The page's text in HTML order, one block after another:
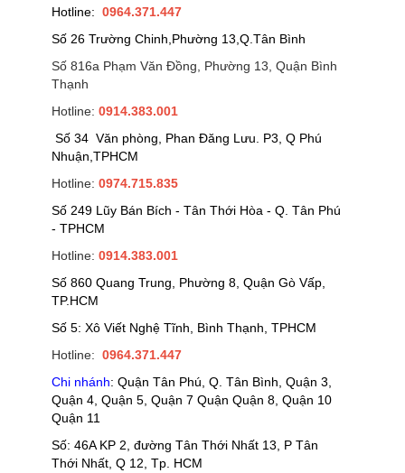
Hotline: 0964.371.447
Số 26 Trường Chinh,Phường 13,Q.Tân Bình
Số 816a Phạm Văn Đồng, Phường 13, Quận Bình
Thạnh
Hotline: 0914.383.001
Số 34 Văn phòng, Phan Đăng Lưu. P3, Q Phú
Nhuận,TPHCM
Hotline: 0974.715.835
Số 249 Lũy Bán Bích - Tân Thới Hòa - Q. Tân Phú
- TPHCM
Hotline: 0914.383.001
Số 860 Quang Trung, Phường 8, Quận Gò Vấp,
TP.HCM
Số 5: Xô Viết Nghệ Tĩnh, Bình Thạnh, TPHCM
Hotline: 0964.371.447
Chi nhánh: Quận Tân Phú, Q. Tân Bình, Quận 3,
Quận 4, Quận 5, Quận 7 Quận Quận 8, Quận 10
Quận 11
Số: 46A KP 2, đường Tân Thới Nhất 13, P Tân
Thới Nhất, Q 12, Tp. HCM